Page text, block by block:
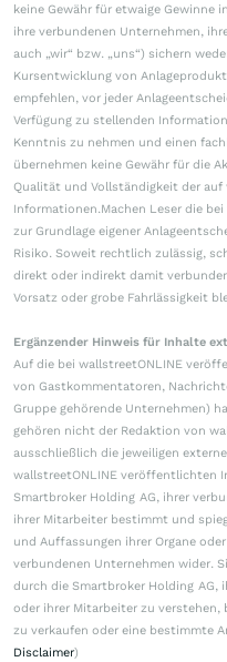
keine Gewähr für etwaige Gewinne
ihre verbundenen Unternehmen,
auch „wir“ bzw. „uns“) sichern
Kursentwicklung von
empfehlen, vor jeder
Verfügung zu stellenden
Kenntnis zu nehmen und einen
übernehmen keine Gewähr für die
Qualität und Vollständigkeit der auf
Informationen.Machen Leser die
zur Grundlage eigener
Risiko. Soweit rechtlich zulässig,
direkt oder indirekt damit
Vorsatz oder grobe Fahrlässigkeit
Ergänzender Hinweis für Inhalte
Auf die bei wallstreetONLINE
von Gastkommentatoren,
Gruppe gehörende Unternehmen)
gehören nicht der Redaktion von
ausschließlich die jeweiligen
wallstreetONLINE veröffentlichten
Smartbroker Holding AG, ihrer
ihrer Mitarbeiter bestimmt und
und Auffassungen ihrer Organe
verbundenen Unternehmen wider.
durch die Smartbroker Holding AG,
oder ihrer Mitarbeiter zu
zu verkaufen oder eine bestimmte
Disclaimer)